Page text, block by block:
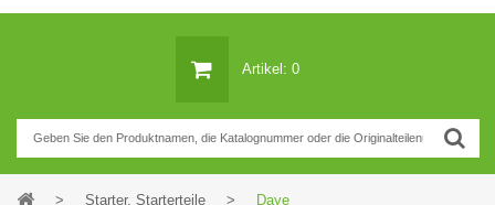
Artikel: 0
> Starter, Starterteile > Daye